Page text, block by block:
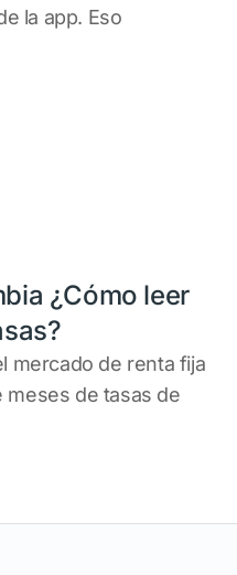
la app. Eso
¿Cómo leer
mercado de renta fija
meses de tasas de